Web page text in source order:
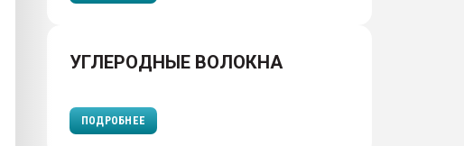
УГЛЕРОДНЫЕ ВОЛОКНА
ПОДРОБНЕЕ